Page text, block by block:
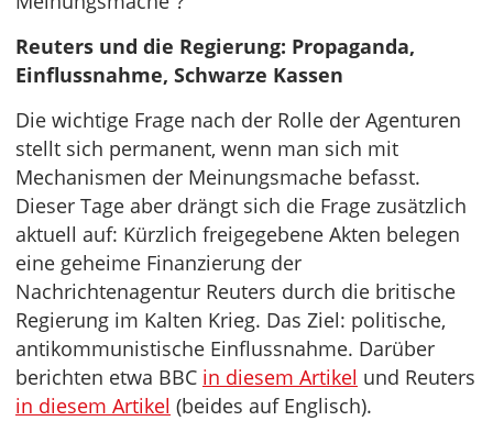
Reuters und die Regierung: Propaganda,
Einflussnahme, Schwarze Kassen
Die wichtige Frage nach der Rolle der Agenturen
stellt sich permanent, wenn man sich mit
Mechanismen der Meinungsmache befasst.
Dieser Tage aber drängt sich die Frage zusätzlich
aktuell auf: Kürzlich freigegebene Akten belegen
eine geheime Finanzierung der
Nachrichtenagentur Reuters durch die britische
Regierung im Kalten Krieg. Das Ziel: politische,
antikommunistische Einflussnahme. Darüber
berichten etwa BBC in diesem Artikel und Reuters
in diesem Artikel (beides auf Englisch).